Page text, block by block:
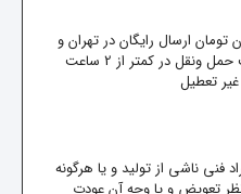
تومان ارسال رایگان در تهران و
شهرستان ها تا شرکت حمل ونقل در کمتر از 2 ساعت
غیر تعطیل
فنی ناشی از تولید و یا هرگونه
تعویض و یا وجه آن عودت